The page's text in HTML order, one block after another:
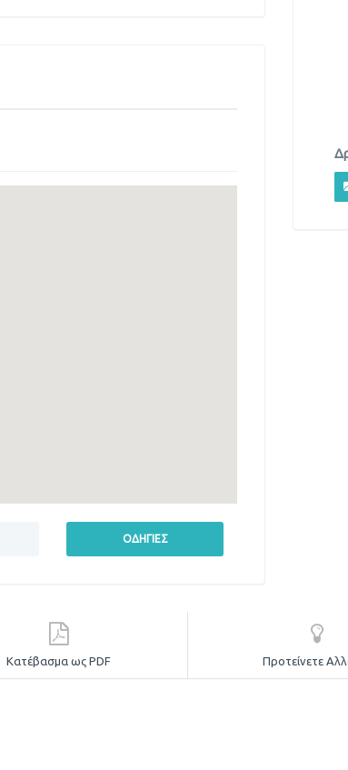
Κατέβασμα ως PDF Προτείνετε